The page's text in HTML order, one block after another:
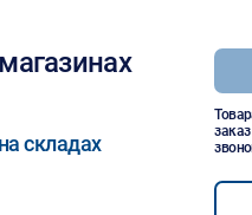
складах